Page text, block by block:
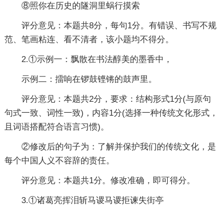
⑧照你在历史的隧洞里蜗行摸索
评分意见：本题共8分，每句1分。有错误、书写不规
范、笔画粘连、看不清者，该小题均不得分。
2.①示例一：飘散在书法醇美的墨香中，
示例二：擂响在锣鼓铿锵的鼓声里。
评分意见：本题共2分，要求：结构形式1分(与原句
句式一致、词性一致)，内容1分(选择一种传统文化形式，
且词语搭配符合语言习惯)。
②修改后的句子为：了解并保护我们的传统文化，是
每个中国人义不容辞的责任。
评分意见：本题共1分。修改准确，即可得分。
3.①诸葛亮挥泪斩马谡马谡拒谏失街亭